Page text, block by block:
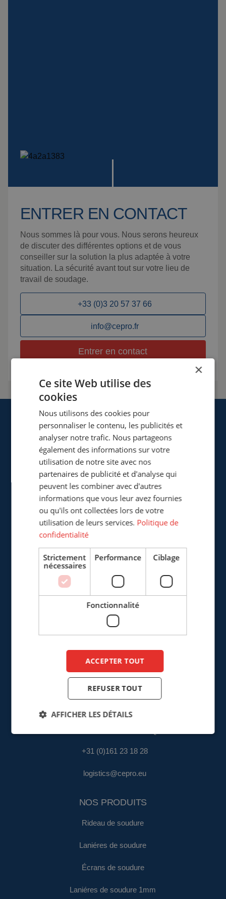
ENTRER EN CONTACT
Nous sommes là pour vous. Nous serons heureux
de discuter des différentes options et de vous
conseiller sur la solution la plus adaptée à votre
situation. La sécurité avant tout sur votre lieu de
travail de soudage.
+33 (0)3 20 57 37 66
info@cepro.fr
Entrer en contact
Cepro Sarl
217, Boulevard de la Liberté
F-59800 Lille
France
VENTES
FINANCE & ADMINISTRATION
+31 (0)161 22 35 11
fa@cepro.eu
+31 (0)161 23 18 28
logistics@cepro.eu
NOS PRODUITS
Rideau de soudure
Laniéres de soudure
Écrans de soudure
Laniéres de soudure 1mm
×
Ce site Web utilise des
cookies
Nous utilisons des cookies pour
personnaliser le contenu, les publicités et
analyser notre trafic. Nous partageons
également des informations sur votre
utilisation de notre site avec nos
partenaires de publicité et d'analyse qui
peuvent les combiner avec d'autres
informations que vous leur avez fournies
ou qu'ils ont collectées lors de votre
utilisation de leurs services. Politique de
confidentialité
Strictement
nécessaires
Performance Ciblage
Fonctionnalité
ACCEPTER TOUT
REFUSER TOUT
AFFICHER LES DÉTAILS